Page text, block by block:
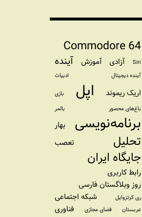
Commodore 64
Siri آزادی آموزش آینده
آینده دیجیتال ادبیات
اریک ریموند اپل
بازی
باغ‌های محصور
بالمر
برنامه‌نویسی بهار
تحلیل تعصب
جایگاه ایران
رابط کاربری
روز وبلاگستان فارسی
ری کرتزوایل شبکه اجتماعی
عربستان فضای مجازی فناوری